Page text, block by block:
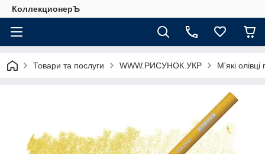
КоллекционерЪ
Товари та послуги WWW.РИСУНОК.УКР М'які